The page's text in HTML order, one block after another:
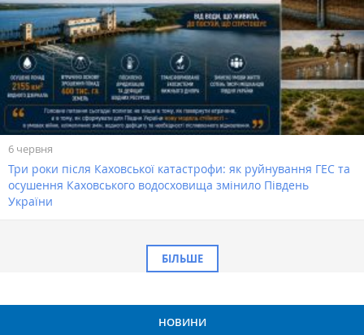
6 червня
Три роки після Каховської катастрофи: як руйнування ГЕС та
осушення Каховського водосховища змінило Південь
України
БІЛЬШЕ
НОВИНИ